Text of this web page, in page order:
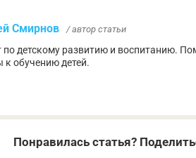
Смирнов / автор статьи
по детскому развитию и воспитанию.
к обучению детей.
Понравилась статья?